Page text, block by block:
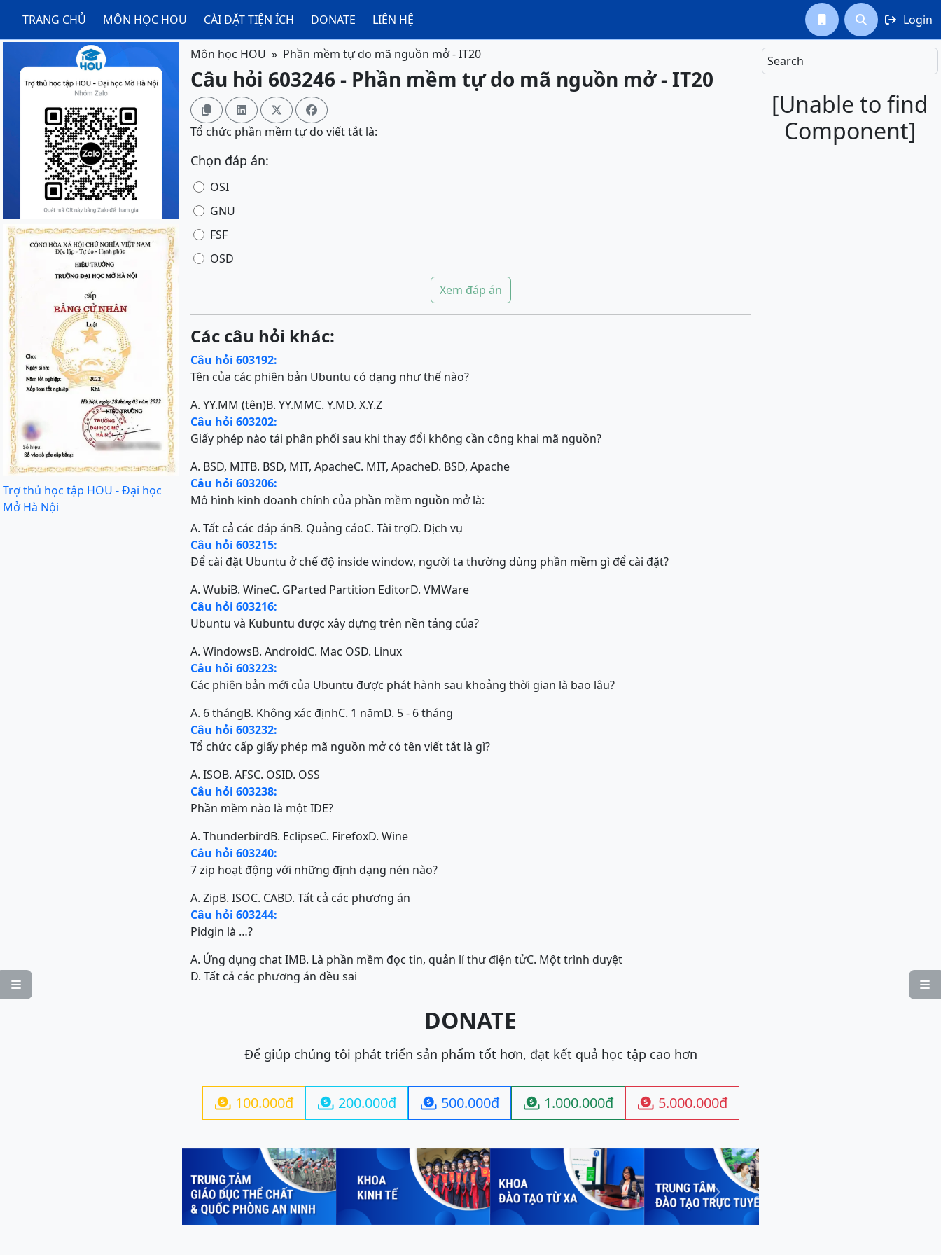
TRANG CHỦ MÔN HỌC HOU CÀI ĐẶT TIỆN ÍCH DONATE LIÊN HỆ   Login

Search
[Unable to find
Component]

Trợ thủ học tập HOU - Đại học
Mở Hà Nội
Môn học HOU Phần mềm tự do mã nguồn mở - IT20
Câu hỏi 603246 - Phần mềm tự do mã nguồn mở - IT20
   
Tổ chức phần mềm tự do viết tắt là:
Chọn đáp án:
OSI
GNU
FSF
OSD
Xem đáp án
Các câu hỏi khác:
Câu hỏi 603192:
Tên của các phiên bản Ubuntu có dạng như thế nào?
A. YY.MM (tên)B. YY.MMC. Y.MD. X.Y.Z
Câu hỏi 603202:
Giấy phép nào tái phân phối sau khi thay đổi không cần công khai mã nguồn?
A. BSD, MITB. BSD, MIT, ApacheC. MIT, ApacheD. BSD, Apache
Câu hỏi 603206:
Mô hình kinh doanh chính của phần mềm nguồn mở là:
A. Tất cả các đáp ánB. Quảng cáoC. Tài trợD. Dịch vụ
Câu hỏi 603215:
Để cài đặt Ubuntu ở chế độ inside window, người ta thường dùng phần mềm gì để cài đặt?
A. WubiB. WineC. GParted Partition EditorD. VMWare
Câu hỏi 603216:
Ubuntu và Kubuntu được xây dựng trên nền tảng của?
A. WindowsB. AndroidC. Mac OSD. Linux
Câu hỏi 603223:
Các phiên bản mới của Ubuntu được phát hành sau khoảng thời gian là bao lâu?
A. 6 thángB. Không xác địnhC. 1 nămD. 5 - 6 tháng
Câu hỏi 603232:
Tổ chức cấp giấy phép mã nguồn mở có tên viết tắt là gì?
A. ISOB. AFSC. OSID. OSS
Câu hỏi 603238:
Phần mềm nào là một IDE?
A. ThunderbirdB. EclipseC. FirefoxD. Wine
Câu hỏi 603240:
7 zip hoạt động với những định dạng nén nào?
A. ZipB. ISOC. CABD. Tất cả các phương án
Câu hỏi 603244:
Pidgin là …?
A. Ứng dụng chat IMB. Là phần mềm đọc tin, quản lí thư điện tửC. Một trình duyệt
D. Tất cả các phương án đều sai
DONATE
Để giúp chúng tôi phát triển sản phẩm tốt hơn, đạt kết quả học tập cao hơn
 100.000đ  200.000đ  500.000đ  1.000.000đ  5.000.000đ
Previous Next